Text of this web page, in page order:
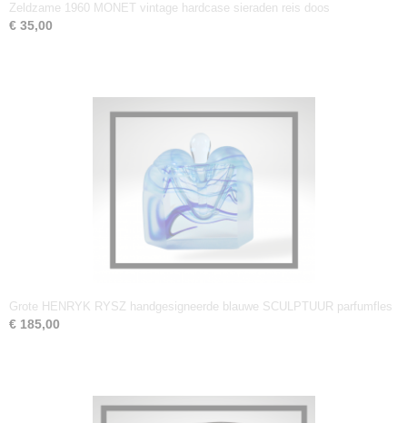
Zeldzame 1960 MONET vintage hardcase sieraden reis doos
€ 35,00
Grote HENRYK RYSZ handgesigneerde blauwe SCULPTUUR parfumfles
€ 185,00